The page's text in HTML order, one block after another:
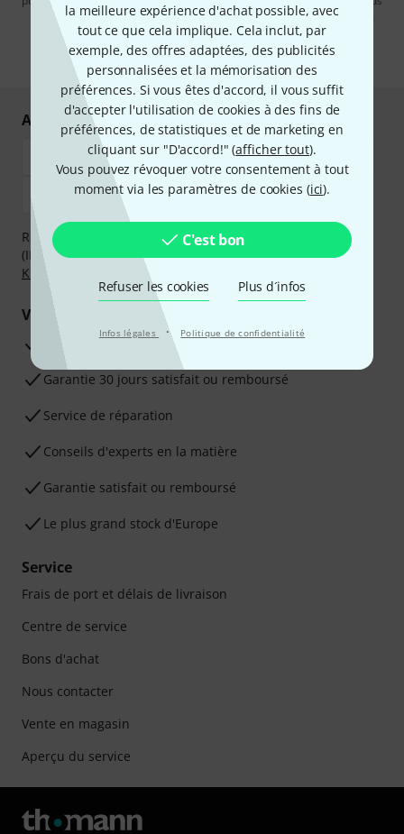
la meilleure expérience d'achat possible, avec
tout ce que cela implique. Cela inclut, par
exemple, des offres adaptées, des publicités
personnalisées et la mémorisation des
préférences. Si vous êtes d'accord, il vous suffit
d'accepter l'utilisation de cookies à des fins de
préférences, de statistiques et de marketing en
cliquant sur "D'accord!" (afficher tout).
Vous pouvez révoquer votre consentement à tout
moment via les paramètres de cookies (ici).
C'est bon
Refuser les cookies Plus d´infos
Infos légales · Politique de confidentialité
pouvez trouver plus d'informations à ce sujet dans notrePolitique de
confidentialité .
* Requis
Achetez et payez en toute sécurité
Réglez de manière sûre et sécurisée par Virement
(IBAN/BIC), PayPal, Amazon Pay,Klarna Payer Maintenant
Klarna Payer en 3 fois
Vos avantages
Ga­ran­tie Thomann 3 ans
Garantie 30 jours satisfait ou remboursé
Service de réparation
Conseils d'experts en la matière
Garantie satisfait ou remboursé
Le plus grand stock d'Europe
Service
Frais de port et délais de livraison
Centre de service
Bons d'achat
Nous contacter
Vente en magasin
Aperçu du service